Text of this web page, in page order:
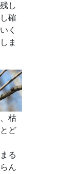
し
確
く
ま
枯
ど
る
ん